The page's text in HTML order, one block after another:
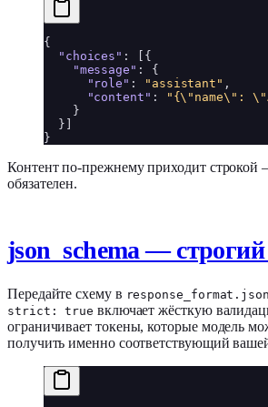
{
"choices" :
{
"message" :
{
"role" : "assistant" ,
"content" :
"{\"name\":
}
}
}
Контент по-прежнему приходит строкой
обязателен.
json_schema —
Передайте схему в
strict: true включает жёсткую
ограничивает токены, которые модель
получить именно соответствующий